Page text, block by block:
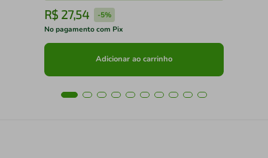
R$ 27,54 -5%
No pagamento com Pix
Adicionar ao carrinho